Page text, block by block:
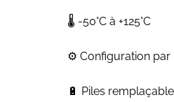
🌡️ -50°C à +125°C
⚙️ Configuration par
🔋 Piles